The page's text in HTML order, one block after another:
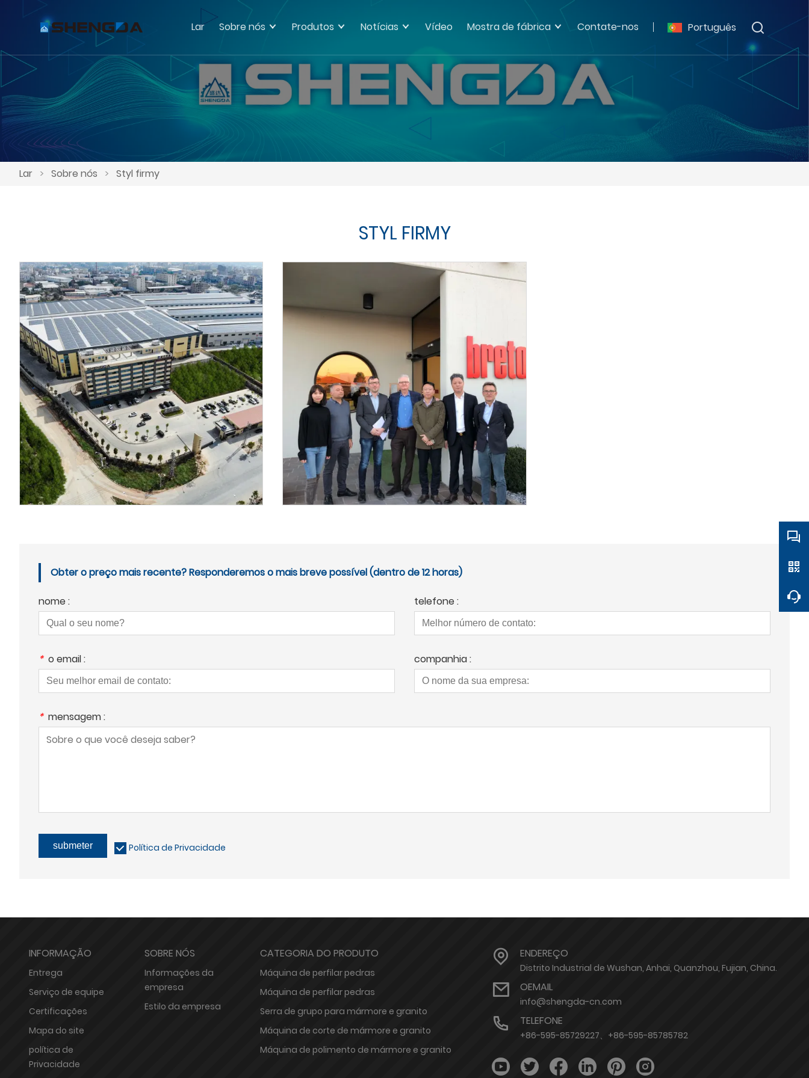
Português
Lar Sobre nós Produtos Notícias Vídeo Mostra de fábrica Contate-nos
Lar > Sobre nós > Styl firmy
STYL FIRMY
Obter o preço mais recente? Responderemos o mais breve possível (dentro de 12 horas)
nome : telefone :
* o email : companhia :
* mensagem :
submeter Política de Privacidade
INFORMAÇÃO
Entrega
Serviço de equipe
Certificações
Mapa do site
política de
Privacidade
SOBRE NÓS
Informações da
empresa
Estilo da empresa
CATEGORIA DO PRODUTO
Máquina de perfilar pedras
Máquina de perfilar pedras
Serra de grupo para mármore e granito
Máquina de corte de mármore e granito
Máquina de polimento de mármore e granito
ENDEREÇO
Distrito Industrial de Wushan, Anhai, Quanzhou, Fujian, China.
OEMAIL
info@shengda-cn.com
TELEFONE
+86-595-85729227、+86-595-85785782